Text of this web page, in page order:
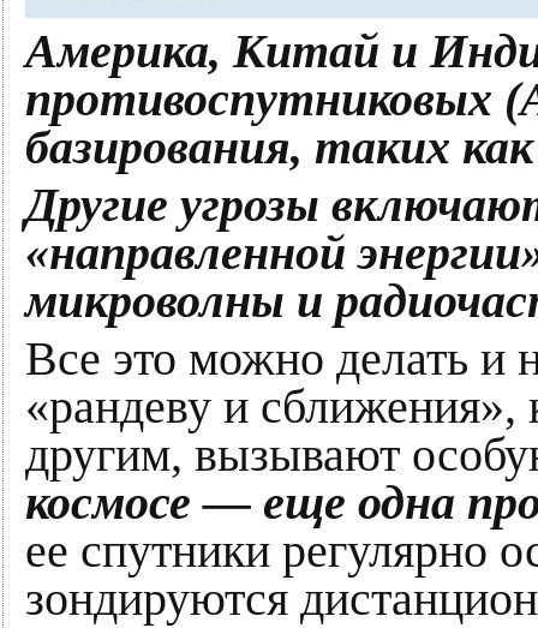
Америка, Китай и
противоспутниковых
базирования, таких
Другие угрозы
«направленной
микроволны и
Все это можно делать и
«рандеву и
другим, вызывают
космосе — еще одна
ее спутники регулярно
зондируются